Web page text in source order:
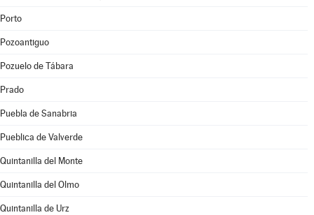
Porto
Pozoantiguo
Pozuelo de Tábara
Prado
Puebla de Sanabria
Pueblica de Valverde
Quintanilla del Monte
Quintanilla del Olmo
Quintanilla de Urz